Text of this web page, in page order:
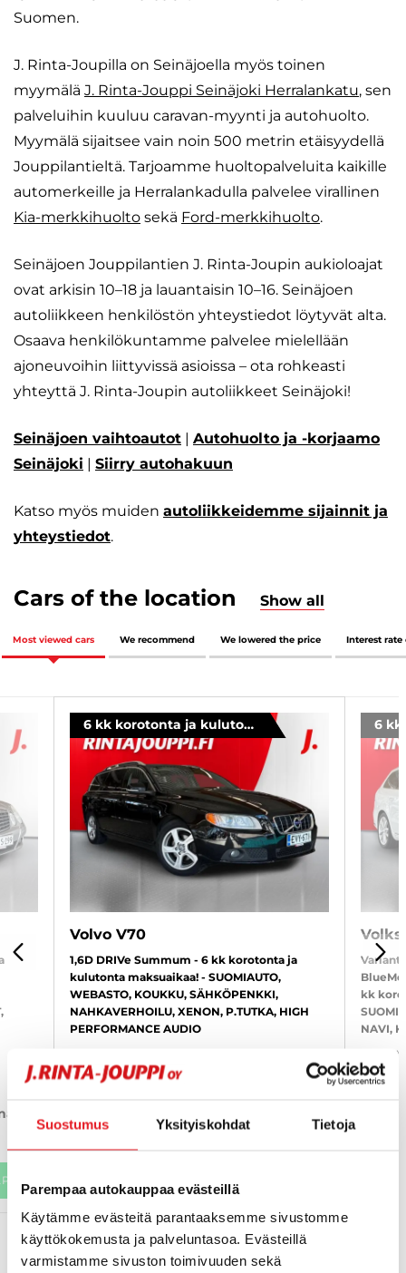
Suostumus Yksityiskohdat Tietoja
Parempaa autokauppaa evästeillä
Käytämme evästeitä parantaaksemme sivustomme
käyttökokemusta ja palveluntasoa. Evästeillä
varmistamme sivuston toimivuuden sekä
Suomen.
J. Rinta-Joupilla on Seinäjoella myös toinen
myymälä J. Rinta-Jouppi Seinäjoki Herralankatu, sen
palveluihin kuuluu caravan-myynti ja autohuolto.
Myymälä sijaitsee vain noin 500 metrin etäisyydellä
Jouppilantieltä. Tarjoamme huoltopalveluita kaikille
automerkeille ja Herralankadulla palvelee virallinen
Kia-merkkihuolto sekä Ford-merkkihuolto.
Seinäjoen Jouppilantien J. Rinta-Joupin aukioloajat
ovat arkisin 10–18 ja lauantaisin 10–16. Seinäjoen
autoliikkeen henkilöstön yhteystiedot löytyvät alta.
Osaava henkilökuntamme palvelee mielellään
ajoneuvoihin liittyvissä asioissa – ota rohkeasti
yhteyttä J. Rinta-Joupin autoliikkeet Seinäjoki!
Seinäjoen vaihtoautot | Autohuolto ja -korjaamo
Seinäjoki | Siirry autohakuun
Katso myös muiden autoliikkeidemme sijainnit ja
yhteystiedot.
Cars of the location Show all
Most viewed cars We recommend We lowered the price Interest rate
PREVIOUS
6 kk korotonta ja kulutonta
Volvo V70
1,6D DRIVe Summum - 6 kk korotonta ja
kulutonta maksuaikaa! - SUOMIAUTO,
WEBASTO, KOUKKU, SÄHKÖPENKKI,
NAHKAVERHOILU, XENON, P.TUTKA, HIGH
PERFORMANCE AUDIO
5 800 €
from 104 € / kk
Variant
kk
SUOMI-
NAVI,
,
5
VIEW ALL MOST VIEWED